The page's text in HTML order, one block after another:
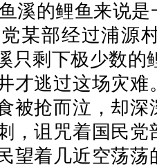
溪的鲤鱼来说
某部经过浦源
只剩下极少数的
才逃过这场灾
被抢而泣，却
，诅咒着国民
望着几近空荡